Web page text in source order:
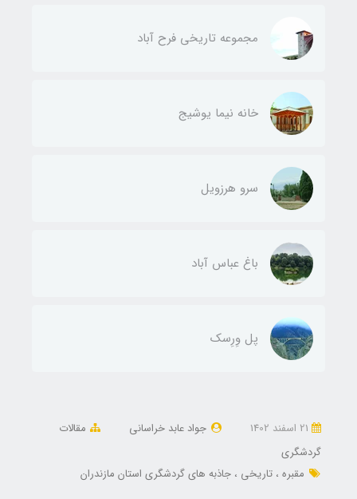
مجموعه تاریخی فرح آباد
خانه نیما یوشیج
سرو هرزویل
باغ عباس آباد
پل وِرِسک
جواد عابد خراسانی
مقالات
گردشگری
مقبره تاریخی جاذبه های گردشگری استان مازندران